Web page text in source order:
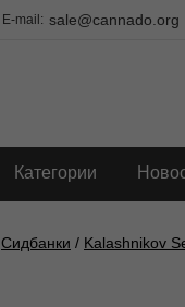
E-mail: sale@cannado.org
Категории
Сидбанки / Kalashnikov